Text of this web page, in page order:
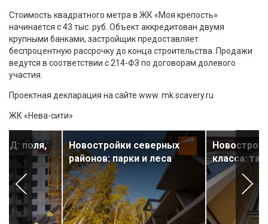
Стоимость квадратного метра в ЖК «Моя крепость»
начинается с 43 тыс. руб. Объект аккредитован двумя
крупными банками, застройщик предоставляет
беспроцентную рассрочку до конца строительства. Продажи
ведутся в соответствии с 214-ФЗ по договорам долевого
участия.
Проектная декларация на сайте www. mk.scavery.ru
ЖК «Нева-сити»
поля,
Новостройки северных
районов: парки и леса
класса: